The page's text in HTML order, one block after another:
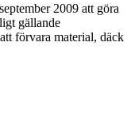
2009 att göra
gällande
förvara material, däck